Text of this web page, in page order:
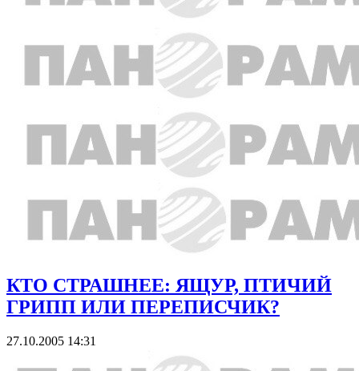
КТО СТРАШНЕЕ: ЯЩУР, ПТИЧИЙ
ГРИПП ИЛИ ПЕРЕПИСЧИК?
27.10.2005 14:31